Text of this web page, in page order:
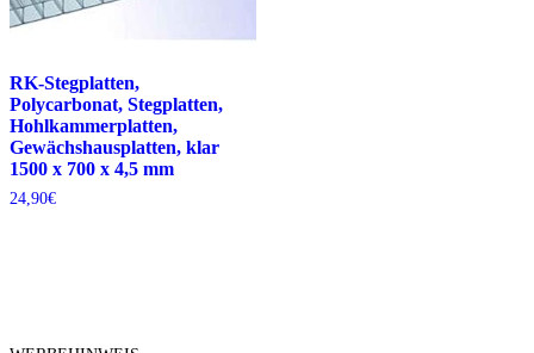
RK-Stegplatten,
Polycarbonat, Stegplatten,
Hohlkammerplatten,
Gewächshausplatten, klar
1500 x 700 x 4,5 mm
24,90€